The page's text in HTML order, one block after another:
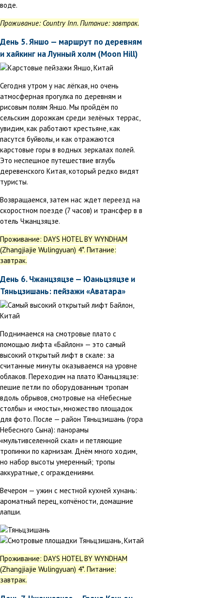
воде.
Проживание: Country Inn. Питание: завтрак.
День 5. Яншо — маршрут по деревням
и хайкинг на Лунный холм (Moon Hill)
Сегодня утром у нас лёгкая, но очень
атмосферная прогулка по деревням и
рисовым полям Яншо. Мы пройдём по
сельским дорожкам среди зелёных террас,
увидим, как работают крестьяне, как
пасутся буйволы, и как отражаются
карстовые горы в водных зеркалах полей.
Это неспешное путешествие вглубь
деревенского Китая, который редко видят
туристы.
Возвращаемся, затем нас ждет переезд на
скоростном поезде (7 часов) и трансфер в в
отель Чжанцзяцзе.
Проживание: DAYS HOTEL BY WYNDHAM
(Zhangjiajie Wulingyuan) 4*. Питание:
завтрак.
День 6. Чжанцзяцзе — Юаньцзяцзе и
Тяньцзишань: пейзажи «Аватара»
Поднимаемся на смотровые плато с
помощью лифта «Байлон» — это самый
высокий открытый лифт в скале: за
считанные минуты оказываемся на уровне
облаков. Переходим на плато Юаньцзяцзе:
пешие петли по оборудованным тропам
вдоль обрывов, смотровые на «Небесные
столбы» и «мосты», множество площадок
для фото. После — район Тяньцзишань (гора
Небесного Сына): панорамы
«мультивселенной скал» и петляющие
тропинки по карнизам. Днём много ходим,
но набор высоты умеренный; тропы
аккуратные, с ограждениями.
Вечером — ужин с местной кухней хунань:
ароматный перец, копчёности, домашние
лапши.
Проживание: DAYS HOTEL BY WYNDHAM
(Zhangjiajie Wulingyuan) 4*. Питание:
завтрак.